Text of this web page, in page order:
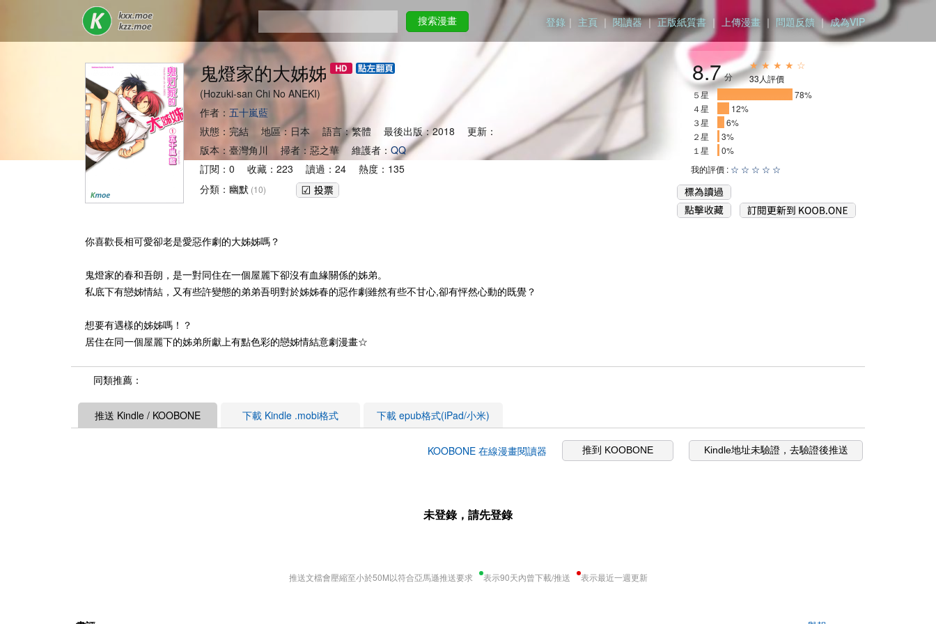
搜索漫畫 登錄 ｜ 主頁 ｜閱讀器｜正版紙質書 ｜ 上傳漫畫 ｜ 問題反饋 ｜成為VIP
鬼燈家的大姊姊
(Hozuki-san Chi No ANEKI)
作者： 五十嵐藍
狀態：完結 地區：日本 語言：繁體 最後出版：2018 更新：
版本：臺灣角川 掃者：惡之華 維護者： QQ
訂閱：0 收藏：223 讀過：24 熱度：135
分類： 幽默 (10)
8.7 分
★ ★ ★ ★ ☆
33人評價
５星
78%
４星
12%
３星
6%
２星
3%
１星
0%
我的評價 : ☆ ☆ ☆ ☆ ☆
你喜歡長相可愛卻老是愛惡作劇的大姊姊嗎？
鬼燈家的春和吾朗，是一對同住在一個屋麗下卻沒有血緣關係的姊弟。
私底下有戀姊情結，又有些許變態的弟弟吾明對於姊姊春的惡作劇雖然有些不甘心,卻有怦然心動的既覺？
想要有遇樣的姊姊嗎！？
居住在同一個屋麗下的姊弟所獻上有點色彩的戀姊情結意劇漫畫☆
同類推薦：
推送 Kindle / KOOBONE 下載 Kindle .mobi格式 下載 epub格式(iPad/小米)
KOOBONE 在線漫畫閱讀器 推到 KOOBONE Kindle地址未驗證，去驗證後推送
未登錄，請先登錄
推送文檔會壓縮至小於50M以符合亞馬遜推送要求 表示90天內曾下載/推送 表示最近一週更新